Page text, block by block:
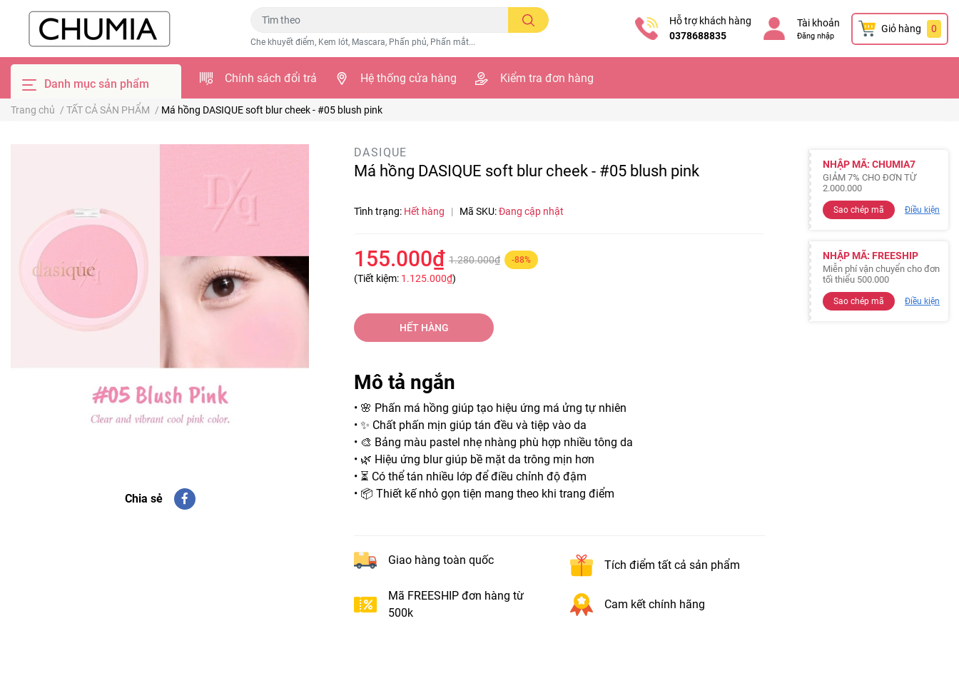
Che khuyết điểm, Kem lót, Mascara, Phấn phủ, Phấn mắt...
Hỗ trợ khách hàng
0378688835
Tài khoản
Đăng nhập
Giỏ hàng 0
Danh mục sản phẩm Chính sách đổi trả Hệ thống cửa hàng Kiểm tra đơn hàng
Trang chủ / TẤT CẢ SẢN PHẨM / Má hồng DASIQUE soft blur cheek - #05 blush pink
Chia sẻ
DASIQUE
Má hồng DASIQUE soft blur cheek - #05 blush pink
Tình trạng: Hết hàng | Mã SKU:Đang cập nhật
155.000₫ 1.280.000₫ -88%
(Tiết kiệm: 1.125.000₫)
HẾT HÀNG
Mô tả ngắn
• 🌸 Phấn má hồng giúp tạo hiệu ứng má ửng tự nhiên
• ✨ Chất phấn mịn giúp tán đều và tiệp vào da
• 🎨 Bảng màu pastel nhẹ nhàng phù hợp nhiều tông da
• 🌿 Hiệu ứng blur giúp bề mặt da trông mịn hơn
• ⏳ Có thể tán nhiều lớp để điều chỉnh độ đậm
• 📦 Thiết kế nhỏ gọn tiện mang theo khi trang điểm
Giao hàng toàn quốc Tích điểm tất cả sản phẩm
Mã FREESHIP đơn hàng từ
500k
Cam kết chính hãng
NHẬP MÃ: CHUMIA7
GIẢM 7% CHO ĐƠN TỪ
2.000.000
Sao chép mã Điều kiện
NHẬP MÃ: FREESHIP
Miễn phí vận chuyển cho đơn
tối thiểu 500.000
Sao chép mã Điều kiện